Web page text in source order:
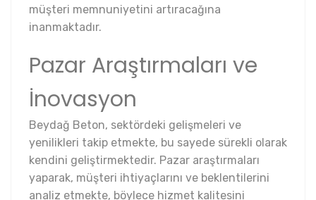
müşteri memnuniyetini artıracağına
inanmaktadır.
Pazar Araştırmaları ve
İnovasyon
Beydağ Beton, sektördeki gelişmeleri ve
yenilikleri takip etmekte, bu sayede sürekli olarak
kendini geliştirmektedir. Pazar araştırmaları
yaparak, müşteri ihtiyaçlarını ve beklentilerini
analiz etmekte, böylece hizmet kalitesini